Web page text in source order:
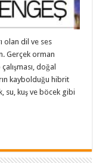
olan dil ve ses
Gerçek orman
doğal
kaybolduğu hibrit
su, kuş ve böcek gibi